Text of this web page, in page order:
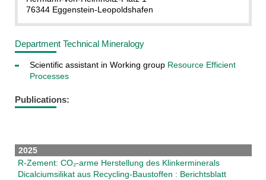
76344 Eggenstein-Leopoldshafen
Department Technical Mineralogy
Scientific assistant in Working group Resource Efficient
Processes
Publications:
2025
R-Zement: CO₂-arme Herstellung des Klinkerminerals
Dicalciumsilikat aus Recycling-Baustoffen : Berichtsblatt